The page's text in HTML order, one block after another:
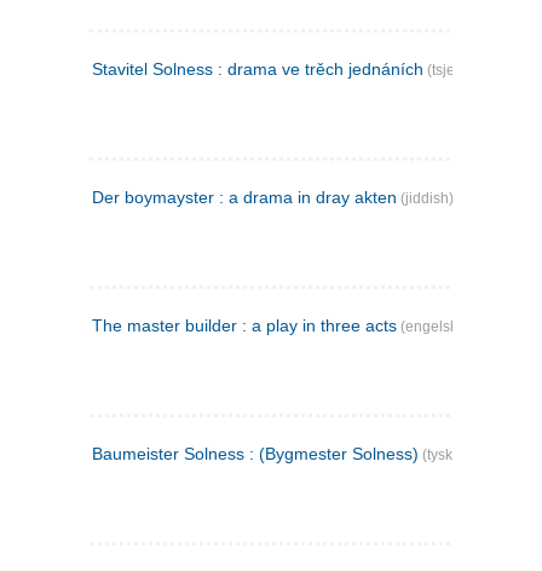
Stavitel Solness : drama ve trěch jednáních (tsjekkisk)
Der boymayster : a drama in dray akten (jiddish)
The master builder : a play in three acts (engelsk)
Baumeister Solness : (Bygmester Solness) (tysk)